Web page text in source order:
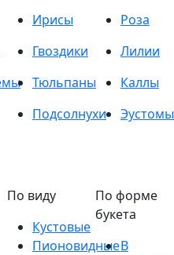
Ирисы
Роза
Гвоздики
Лилии
Тюльпаны
Каллы
Подсолнухи
Эустомы
По виду
Кустовые
Пионовидные
По форме
букета
В